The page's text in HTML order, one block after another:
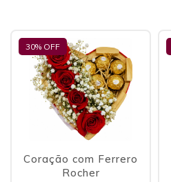
30% OFF
Coração com Ferrero
Rocher